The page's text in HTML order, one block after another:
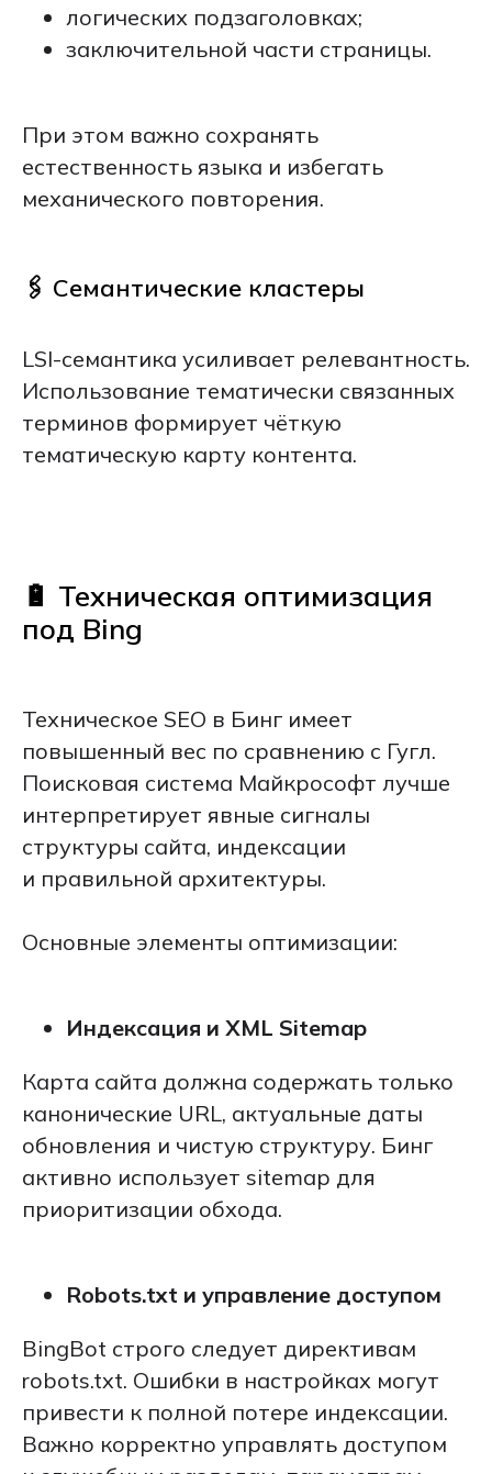
логических подзаголовках;
заключительной части страницы.
При этом важно сохранять
естественность языка и избегать
механического повторения.
🖇️ Семантические кластеры
LSI-семантика усиливает релевантность.
Использование тематически связанных
терминов формирует чёткую
тематическую карту контента.
🔋 Техническая оптимизация
под Bing
Техническое SEO в Бинг имеет
повышенный вес по сравнению с Гугл.
Поисковая система Майкрософт лучше
интерпретирует явные сигналы
структуры сайта, индексации
и правильной архитектуры.
Основные элементы оптимизации:
Индексация и XML Sitemap
Карта сайта должна содержать только
канонические URL, актуальные даты
обновления и чистую структуру. Бинг
активно использует sitemap для
приоритизации обхода.
Robots.txt и управление доступом
BingBot строго следует директивам
robots.txt. Ошибки в настройках могут
привести к полной потере индексации.
Важно корректно управлять доступом